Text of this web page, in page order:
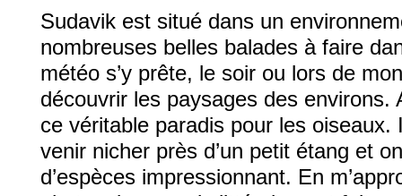
Sudavik est situé dans un
nombreuses belles balades à faire
météo s’y prête, le soir ou lors de
découvrir les paysages des environs.
ce véritable paradis pour les oiseaux.
venir nicher près d’un petit étang et
d’espèces impressionnant. En